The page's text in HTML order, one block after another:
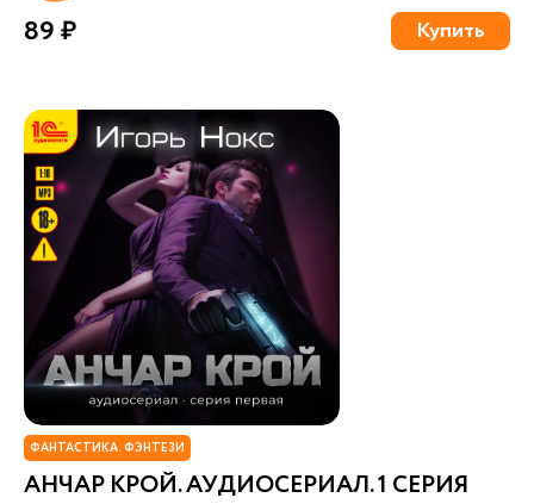
89 ₽ Купить
ФАНТАСТИКА. ФЭНТЕЗИ
АНЧАР КРОЙ. АУДИОСЕРИАЛ. 1 СЕРИЯ